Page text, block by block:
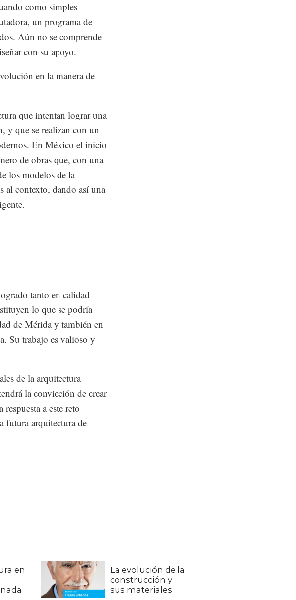
como simples
un programa de
Aún no se comprende
con su apoyo.
en la manera de
que intentan lograr una
y que se realizan con un
En México el inicio
de obras que, con una
los modelos de la
al contexto, dando así una
tanto en calidad
lo que se podría
de Mérida y también en
Su trabajo es valioso y
de la arquitectura
la convicción de crear
a este reto
futura arquitectura de
en
La evolución de la
construcción y
sus materiales